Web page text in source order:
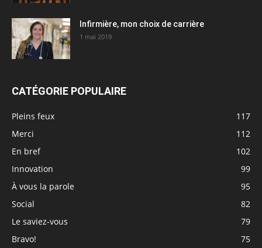
Infirmière, mon choix de carrière
1 mai 2019
CATÉGORIE POPULAIRE
Pleins feux
117
Merci
112
En bref
102
Innovation
99
À vous la parole
95
Social
82
Le saviez-vous
79
Bravo!
75